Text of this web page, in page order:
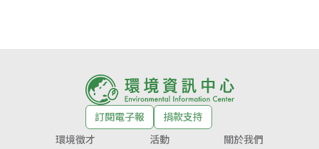
訂閱電子報
捐款支持
環境徵才
活動 關於我們